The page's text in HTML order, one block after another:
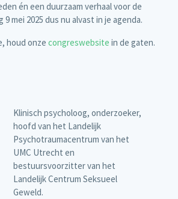
én een duurzaam verhaal voor de
mei 2025 dus nu alvast in je agenda.
houd onze congreswebsite in de gaten.
Klinisch psycholoog, onderzoeker,
hoofd van het Landelijk
Psychotraumacentrum van het
UMC Utrecht en
bestuursvoorzitter van het
Landelijk Centrum Seksueel
Geweld.